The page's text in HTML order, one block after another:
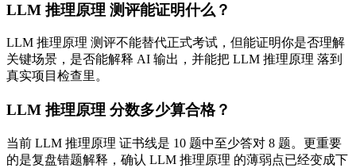
LLM 推理原理 测评能证明什么？
LLM 推理原理 测评不能替代正式考试，但能证明你是否理解
关键场景，是否能解释 AI 输出，并能把 LLM 推理原理 落到
真实项目检查里。
LLM 推理原理 分数多少算合格？
当前 LLM 推理原理 证书线是 10 题中至少答对 8 题。更重要
的是复盘错题解释，确认 LLM 推理原理 的薄弱点已经变成下